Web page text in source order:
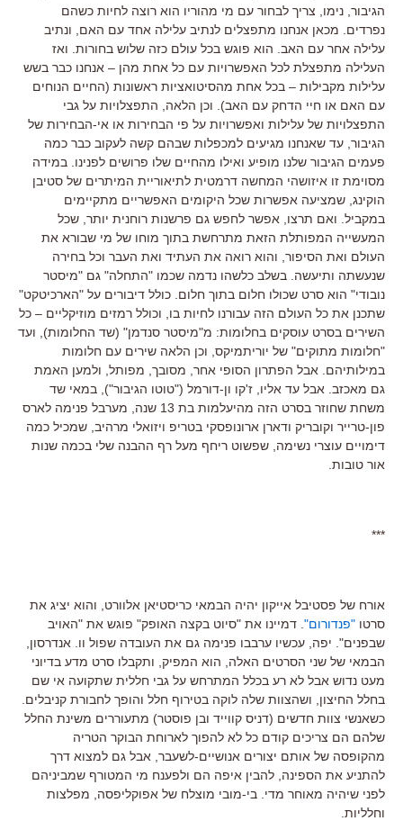
הגיבור, נימו, צריך לבחור עם מי מהוריו הוא רוצה לחיות כשהם
נפרדים. מכאן אנחנו מתפצלים לנתיב עלילה אחד עם האם, ונתיב
עלילה אחר עם האב. הוא פוגש בכל עולם כזה שלוש בחורות. ואז
העלילה מתפצלת לכל האפשרויות עם כל אחת מהן – אנחנו כבר בשש
עלילות מקבילות – בכל אחת מהסיטואציות ראשונות (החיים הנוחים
עם האם או חיי הדחק עם האב). וכן הלאה, התפצלויות על גבי
התפצלויות של עלילות ואפשרויות על פי הבחירות או אי-הבחירות של
הגיבור, עד שאנחנו מגיעים למכפלות שבהם קשה לעקוב כבר כמה
פעמים הגיבור שלנו מופיע ואילו מהחיים שלו פרושים לפנינו. במידה
מסוימת זו איזושהי המחשה דרמטית לתיאוריית המיתרים של סטיבן
הוקינג, שמציעה אפשרות שכל היקומים האפשריים מתקיימים
במקביל. ואם תרצו, אפשר לחפש גם פרשנות רוחנית יותר, שכל
המעשייה המפותלת הזאת מתרחשת בתוך מוחו של מי שבורא את
העולם ואת הסיפור, והוא רואה את העתיד ואת העבר וכל בחירה
שנעשתה ותיעשה. בשלב כלשהו נדמה שכמו "התחלה" גם "מיסטר
נובודי" הוא סרט שכולו חלום בתוך חלום. כולל דיבורים על "הארכיטקט"
שתכנן את כל העולם הזה עבורנו לחיות בו, וכולל רמזים מוזיקליים – כל
השירים בסרט עוסקים בחלומות: מ"מיסטר סנדמן" (שד החלומות), ועד
"חלומות מתוקים" של יוריתמיקס, וכן הלאה שירים עם חלומות
במילותיהם. אבל הפתרון הסופי אחר, מסובך, מפותל, ולמען האמת
גם מאכזב. אבל עד אליו, ז'קו ון-דורמל ("טוטו הגיבור"), במאי שד
משחת שחוזר בסרט הזה מהיעלמות בת 13 שנה, מערבל פנימה לארס
פון-טרייר וקובריק ודארן ארונופסקי בטריפ ויזואלי מרהיב, שמכיל כמה
דימויים עוצרי נשימה, שפשוט ריחף מעל רף ההבנה שלי בכמה שנות
אור טובות.
***
אורח של פסטיבל אייקון יהיה הבמאי כריסטיאן אלוורט, והוא יציג את
סרטו "פנדורום" . דמיינו את "סיוט בקצה האופק" פוגש את "האויב
שבפנים". יפה, עכשיו ערבבו פנימה גם את העובדה שפול וו. אנדרסון,
הבמאי של שני הסרטים האלה, הוא המפיק, ותקבלו סרט מדע בדיוני
מעט נדוש אבל לא רע בכלל המתרחש על גבי חללית שתקועה אי שם
בחלל החיצון, ושהצוות שלה לוקה בטירוף חלל והופך לחבורת קניבלים.
כשאנשי צוות חדשים (דניס קווייד ובן פוסטר) מתעוררים משינת החלל
שלהם הם צריכים קודם כל לא להפוך לארוחת הבוקר הטריה
מהקופסה של אותם יצורים אנושיים-לשעבר, אבל גם למצוא דרך
להתניע את הספינה, להבין איפה הם ולפענח מי המטורף שמביניהם
לפני שיהיה מאוחר מדי. בי-מובי מוצלח של אפוקליפסה, מפלצות
וחלליות.